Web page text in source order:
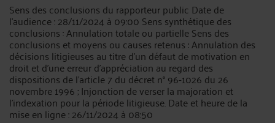
Sens des conclusions du rapporteur public Date de
l’audience : 28/11/2024 à 09:00 Sens synthétique des
conclusions : Annulation totale ou partielle Sens des
conclusions et moyens ou causes retenus : Annulation des
décisions litigieuses au titre d’un défaut de motivation en
droit et d’une erreur d’appréciation au regard des
dispositions de l’article 7 du décret n° 96-1026 du 26
novembre 1996 ; Injonction de verser la majoration et
l’indexation pour la période litigieuse. Date et heure de la
mise en ligne : 26/11/2024 à 08:50